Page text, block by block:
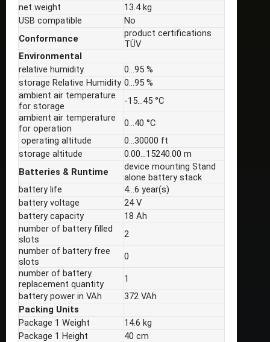
net weight
13.4 kg
USB compatible
No
Conformance
product certifications
TÜV
Environmental
relative humidity
0…95 %
storage Relative Humidity 0…95 %
ambient air temperature
for storage
-15…45 °C
ambient air temperature
for operation
0…40 °C
operating altitude
0…30000 ft
storage altitude
0.00…15240.00 m
Batteries & Runtime
device mounting Stand
alone battery stack
battery life
4…6 year(s)
battery voltage
24 V
battery capacity
18 Ah
number of battery filled
slots
2
number of battery free
slots
0
number of battery
replacement quantity
1
battery power in VAh
372 VAh
Packing Units
Package 1 Weight
14.6 kg
Package 1 Height
40 cm